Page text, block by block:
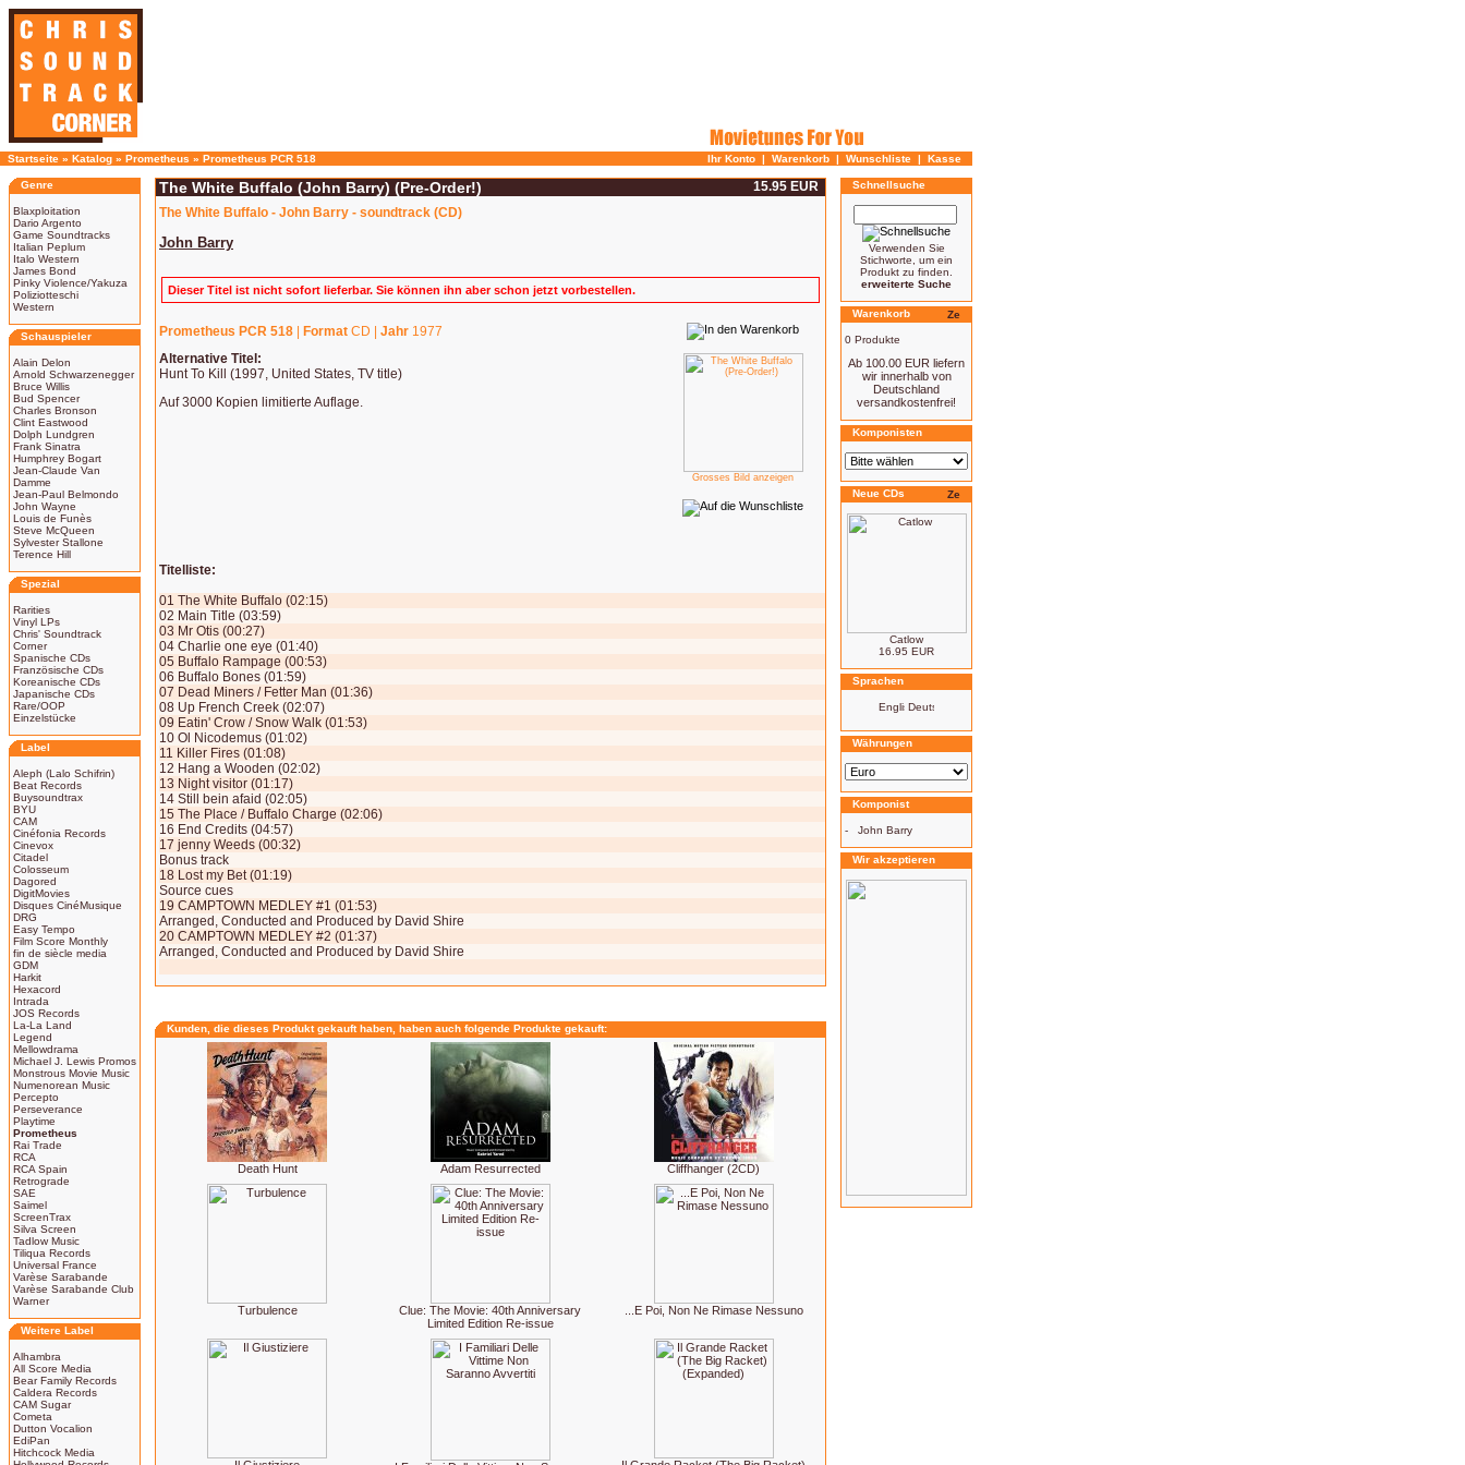
Startseite » Katalog » Prometheus » Prometheus PCR 518 Ihr Konto | Warenkorb | Wunschliste | Kasse
Genre
Blaxploitation
Dario Argento
Game Soundtracks
Italian Peplum
Italo Western
James Bond
Pinky Violence/Yakuza
Poliziotteschi
Western
Schauspieler
Alain Delon
Arnold Schwarzenegger
Bruce Willis
Bud Spencer
Charles Bronson
Clint Eastwood
Dolph Lundgren
Frank Sinatra
Humphrey Bogart
Jean-Claude Van
Damme
Jean-Paul Belmondo
John Wayne
Louis de Funès
Steve McQueen
Sylvester Stallone
Terence Hill
Spezial
Rarities
Vinyl LPs
Chris' Soundtrack
Corner
Spanische CDs
Französische CDs
Koreanische CDs
Japanische CDs
Rare/OOP
Einzelstücke
Label
Aleph (Lalo Schifrin)
Beat Records
Buysoundtrax
BYU
CAM
Cinéfonia Records
Cinevox
Citadel
Colosseum
Dagored
DigitMovies
Disques CinéMusique
DRG
Easy Tempo
Film Score Monthly
fin de siècle media
GDM
Harkit
Hexacord
Intrada
JOS Records
La-La Land
Legend
Mellowdrama
Michael J. Lewis Promos
Monstrous Movie Music
Numenorean Music
Percepto
Perseverance
Playtime
Prometheus
Rai Trade
RCA
RCA Spain
Retrograde
SAE
Saimel
ScreenTrax
Silva Screen
Tadlow Music
Tiliqua Records
Universal France
Varèse Sarabande
Varèse Sarabande Club
Warner
Weitere Label
Alhambra
All Score Media
Bear Family Records
Caldera Records
CAM Sugar
Cometa
Dutton Vocalion
EdiPan
Hitchcock Media
The White Buffalo (John Barry) (Pre-Order!)
15.95 EUR
The White Buffalo - John Barry - soundtrack (CD)
John Barry
Dieser Titel ist nicht sofort lieferbar. Sie können ihn aber schon jetzt vorbestellen.
Prometheus PCR 518 Format CD | Jahr 1977
Alternative Titel:
Hunt To Kill (1997, United States, TV title)
Auf 3000 Kopien limitierte Auflage.
Grosses Bild anzeigen
Titelliste:
01 The White Buffalo (02:15)
02 Main Title (03:59)
03 Mr Otis (00:27)
04 Charlie one eye (01:40)
05 Buffalo Rampage (00:53)
06 Buffalo Bones (01:59)
07 Dead Miners / Fetter Man (01:36)
08 Up French Creek (02:07)
09 Eatin' Crow / Snow Walk (01:53)
10 Ol Nicodemus (01:02)
11 Killer Fires (01:08)
12 Hang a Wooden (02:02)
13 Night visitor (01:17)
14 Still bein afaid (02:05)
15 The Place / Buffalo Charge (02:06)
16 End Credits (04:57)
17 jenny Weeds (00:32)
Bonus track
18 Lost my Bet (01:19)
Source cues
19 CAMPTOWN MEDLEY #1 (01:53)
Arranged, Conducted and Produced by David Shire
20 CAMPTOWN MEDLEY #2 (01:37)
Arranged, Conducted and Produced by David Shire
Kunden, die dieses Produkt gekauft haben, haben auch folgende Produkte gekauft:
Death Hunt Adam Resurrected Cliffhanger (2CD)
Turbulence
Clue: The Movie: 40th Anniversary
Limited Edition Re-issue
...E Poi, Non Ne Rimase Nessuno
Schnellsuche
Verwenden Sie
Stichworte, um ein
Produkt zu finden.
erweiterte Suche
Warenkorb
0 Produkte
Ab 100.00 EUR liefern
wir innerhalb von
Deutschland
versandkostenfrei!
Komponisten
Neue CDs
Catlow
16.95 EUR
Sprachen
Währungen
Komponist
- John Barry
Wir akzeptieren